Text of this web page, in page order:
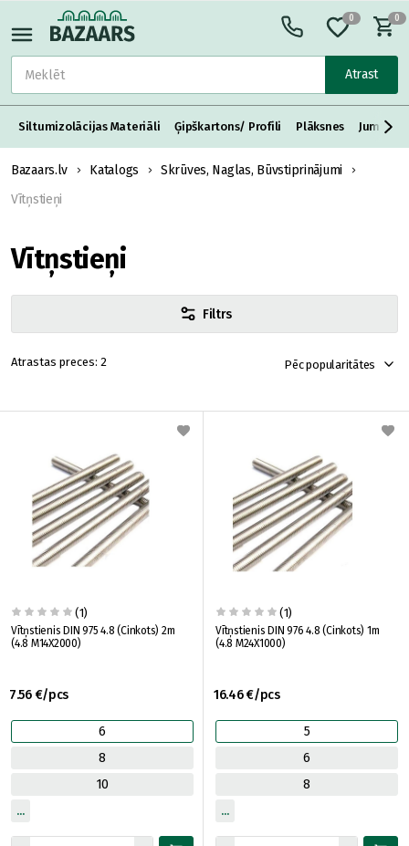
Atrast
0 0
Siltumizolācijas Materiāli Ģipškartons/ Profili Plāksnes Jumta
Bazaars.lv Katalogs
Skrūves, Naglas, Būvstiprinājumi
Vītņstieņi
Vītņstieņi
Filtrs
2 Pēc popularitātes
(1)
Vītņstienis DIN 975 4.8 (Cinkots) 2m
(4.8 M14X2000)
7.56 €/pcs
6
8
10
(1)
Vītņstienis DIN 976 4.8 (Cinkots) 1m
(4.8 M24X1000)
16.46 €/pcs
5
6
8